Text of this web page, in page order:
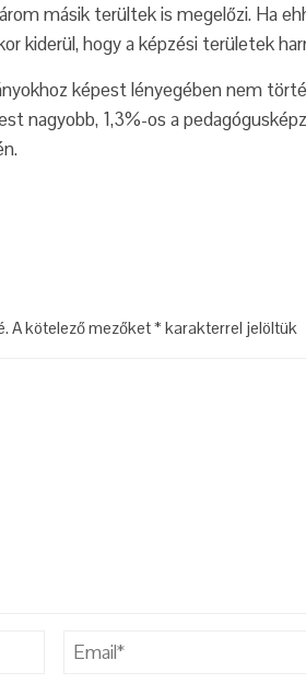
másik terültek is megelőzi. Ha
kiderül, hogy a képzési területek
képest lényegében nem
nagyobb, 1,3%-os a
A kötelező mezőket* karakterrel jelöltük